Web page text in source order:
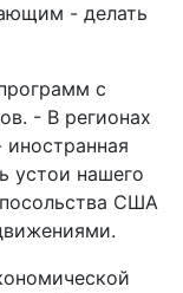
- делать
с
- В регионах
устои нашего
США